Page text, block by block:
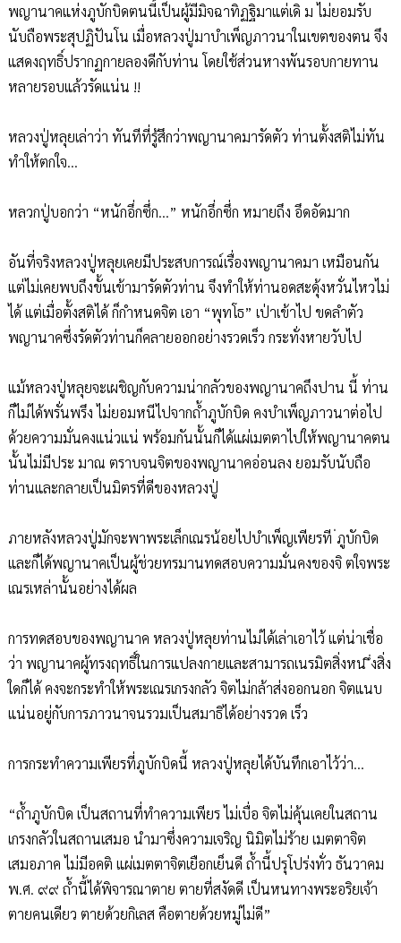
พญานาคแห่งภูบักบิดตนนี้เป็นผู้มีมิจฉาทิฏฐิมาแต่เดิ ม ไม่ยอมรับ
นับถือพระสุปฏิปันโน เมื่อหลวงปู่มาบำเพ็ญภาวนาในเขตของตน จึง
แสดงฤทธิ์ปรากฏกายลองดีกับท่าน โดยใช้ส่วนหางพันรอบกายทาน
หลายรอบแล้วรัดแน่น !!
หลวงปู่หลุยเล่าว่า ทันทีที่รู้สึกว่าพญานาคมารัดตัว ท่านตั้งสติไม่ทัน
ทำให้ตกใจ...
หลวกปู่บอกว่า “หนักอึ่กซึ่ก...” หนักอึ่กซึ่ก หมายถึง อึดอัดมาก
อันที่จริงหลวงปู่หลุยเคยมีประสบการณ์เรื่องพญานาคมา เหมือนกัน
แต่ไม่เคยพบถึงขั้นเข้ามารัดตัวท่าน จึงทำให้ท่านอดสะดุ้งหวั่นไหวไม่
ได้ แต่เมื่อตั้งสติได้ ก็กำหนดจิต เอา “พุทโธ” เป่าเข้าไป ขดลำตัว
พญานาคซึ่งรัดตัวท่านก็คลายออกอย่างรวดเร็ว กระทั่งหายวับไป
แม้หลวงปู่หลุยจะเผชิญกับความน่ากลัวของพญานาคถึงปาน นี้ ท่าน
ก็ไม่ได้พรั่นพรึง ไม่ยอมหนีไปจากถ้ำภูบักบิด คงบำเพ็ญภาวนาต่อไป
ด้วยความมั่นคงแน่วแน่ พร้อมกันนั้นก็ได้แผ่เมตตาไปให้พญานาคตน
นั้นไม่มีประ มาณ ตราบจนจิตของพญานาคอ่อนลง ยอมรับนับถือ
ท่านและกลายเป็นมิตรที่ดีของหลวงปู่
ภายหลังหลวงปู่มักจะพาพระเล็กเณรน้อยไปบำเพ็ญเพียรที ่ภูบักบิด
และก็ได้พญานาคเป็นผู้ช่วยทรมานทดสอบความมั่นคงของจิ ตใจพระ
เณรเหล่านั้นอย่างได้ผล
การทดสอบของพญานาค หลวงปู่หลุยท่านไม่ได้เล่าเอาไว้ แต่น่าเชื่อ
ว่า พญานาคผู้ทรงฤทธิ์ในการแปลงกายและสามารถเนรมิตสิ่งหน ึ่งสิ่ง
ใดก็ได้ คงจะกระทำให้พระเณรเกรงกลัว จิตไม่กล้าส่งออกนอก จิตแนบ
แน่นอยู่กับการภาวนาจนรวมเป็นสมาธิได้อย่างรวด เร็ว
การกระทำความเพียรที่ภูบักบิดนี้ หลวงปู่หลุยได้บันทึกเอาไว้ว่า...
“ถ้ำภูบักบิด เป็นสถานที่ทำความเพียร ไม่เบื่อ จิตไม่คุ้นเคยในสถาน
เกรงกลัวในสถานเสมอ นำมาซึ่งความเจริญ นิมิตไม่ร้าย เมตตาจิต
เสมอภาค ไม่มีอคติ แผ่เมตตาจิตเยือกเย็นดี ถ้ำนี้ปรุโปร่งทั่ว ธันวาคม
พ.ศ. ๙๙ ถ้ำนี้ได้พิจารณาตาย ตายที่สงัดดี เป็นหนทางพระอริยเจ้า
ตายคนเดียว ตายด้วยกิเลส คือตายด้วยหมู่ไม่ดี”